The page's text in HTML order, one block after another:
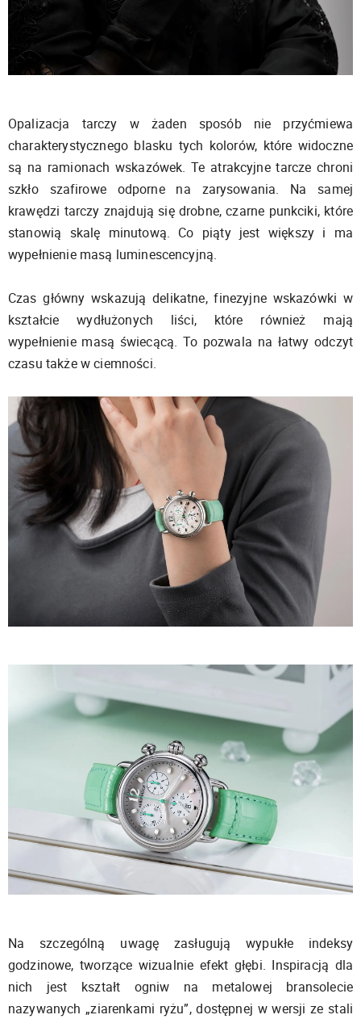
Opalizacja tarczy w żaden sposób nie przyćmiewa
charakterystycznego blasku tych kolorów, które widoczne
są na ramionach wskazówek. Te atrakcyjne tarcze chroni
szkło szafirowe odporne na zarysowania. Na samej
krawędzi tarczy znajdują się drobne, czarne punkciki, które
stanowią skalę minutową. Co piąty jest większy i ma
wypełnienie masą luminescencyjną.
Czas główny wskazują delikatne, finezyjne wskazówki w
kształcie wydłużonych liści, które również mają
wypełnienie masą świecącą. To pozwala na łatwy odczyt
czasu także w ciemności.
Na szczególną uwagę zasługują wypukłe indeksy
godzinowe, tworzące wizualnie efekt głębi. Inspiracją dla
nich jest kształt ogniw na metalowej bransolecie
nazywanych „ziarenkami ryżu”, dostępnej w wersji ze stali